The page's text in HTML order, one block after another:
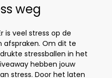
weg
is veel stress op de
afspraken. Om dit te
stressballen in het
hebben jouw
stress. Door het laten